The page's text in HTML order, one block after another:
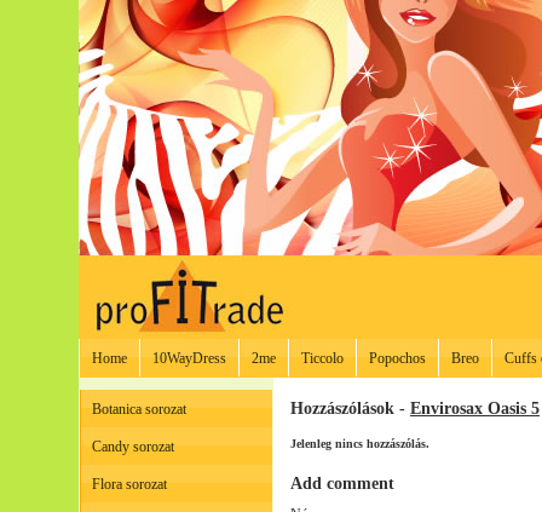
Home 10WayDress 2me Ticcolo Popochos Breo Cuffs
Botanica sorozat
Candy sorozat
Flora sorozat
Hozzászólások - Envirosax Oasis 5
Jelenleg nincs hozzászólás.
Add comment